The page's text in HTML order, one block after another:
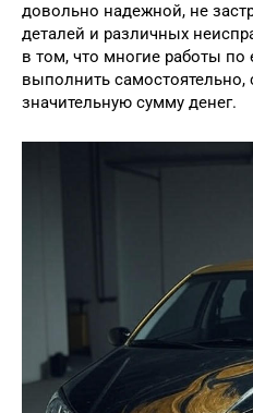
довольно надежной, не
деталей и различных
в том, что многие работы
выполнить
значительную сумму денег.